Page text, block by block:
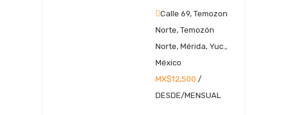
Calle 69, Temozon
Norte, Temozón
Norte, Mérida, Yuc.,
México
MX$12,500 /
DESDE/MENSUAL